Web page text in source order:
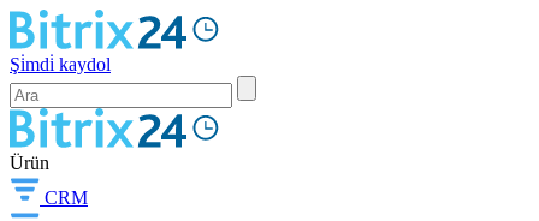
Şi̇mdi̇ kaydol
Ürün
CRM